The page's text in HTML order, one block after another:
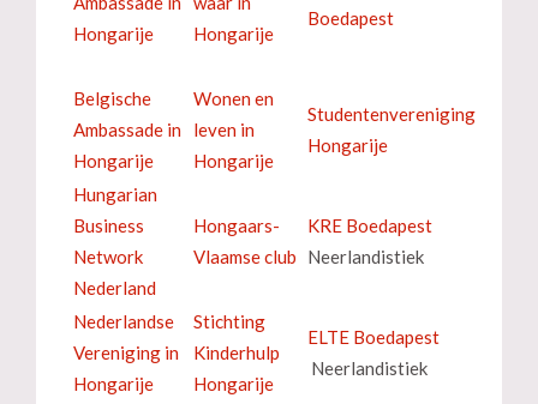
Hongarije
Hongarije
Boedapest
Belgische
Ambassade in
Hongarije
Wonen en
leven in
Hongarije
Studentenvereniging
Hongarije
Hungarian
Business
Network
Nederland
Hongaars-
Vlaamse club
KRE Boedapest
Neerlandistiek
Nederlandse
Vereniging in
Hongarije
Stichting
Kinderhulp
Hongarije
ELTE Boedapest
Neerlandistiek